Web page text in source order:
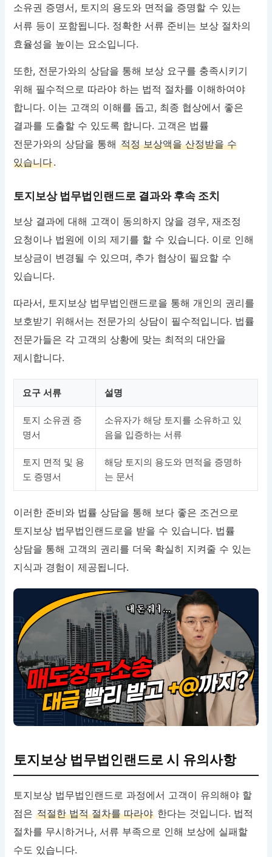
소유권 증명서, 토지의 용도와 면적을 증명할 수 있는
서류 등이 포함됩니다. 정확한 서류 준비는 보상 절차의
효율성을 높이는 요소입니다.
또한, 전문가와의 상담을 통해 보상 요구를 충족시키기
위해 필수적으로 따라야 하는 법적 절차를 이해하여야
합니다. 이는 고객의 이해를 돕고, 최종 협상에서 좋은
결과를 도출할 수 있도록 합니다. 고객은 법률
전문가와의 상담을 통해적정 보상액을 산정받을 수
있습니다.
토지보상 법무법인랜드로 결과와 후속 조치
보상 결과에 대해 고객이 동의하지 않을 경우, 재조정
요청이나 법원에 이의 제기를 할 수 있습니다. 이로 인해
보상금이 변경될 수 있으며, 추가 협상이 필요할 수
있습니다.
따라서, 토지보상 법무법인랜드로을 통해 개인의 권리를
보호받기 위해서는 전문가의 상담이 필수적입니다. 법률
전문가들은 각 고객의 상황에 맞는 최적의 대안을
제시합니다.
요구 서류 설명
토지 소유권 증
명서
소유자가 해당 토지를 소유하고 있
음을 입증하는 서류
토지 면적 및 용
도 증명서
해당 토지의 용도와 면적을 증명하
는 문서
이러한 준비와 법률 상담을 통해 보다 좋은 조건으로
토지보상 법무법인랜드로을 받을 수 있습니다. 법률
상담을 통해 고객의 권리를 더욱 확실히 지켜줄 수 있는
지식과 경험이 제공됩니다.
토지보상 법무법인랜드로 시 유의사항
토지보상 법무법인랜드로 과정에서 고객이 유의해야 할
점은적절한 법적 절차를 따라야 한다는 것입니다. 법적
절차를 무시하거나, 서류 부족으로 인해 보상에 실패할
수도 있습니다.